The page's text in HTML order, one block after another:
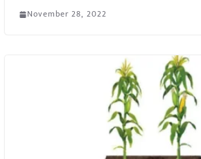
November 28, 2022